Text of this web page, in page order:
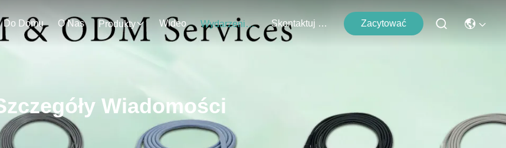
Do Domu O Nas Produkty Wideo Wydarzenia Skontaktuj Się Z Nami Zacytować
Wiadomości